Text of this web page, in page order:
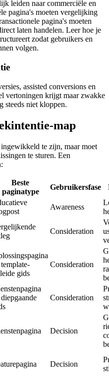
leiden naar commerciële en
pagina's moeten vergelijking
pagina's moeten
laten handelen. Leer hoe je
zodat gebruikers en
volgen.
assisted conversions en
vertoningen krijgt maar zwakke
steeds niet kloppen.
map
te zijn, maar moet
te sturen. Een
Beste
paginatype
Gebruikersfase
Awareness
Consideration
gids
Consideration
Consideration
Decision
Decision